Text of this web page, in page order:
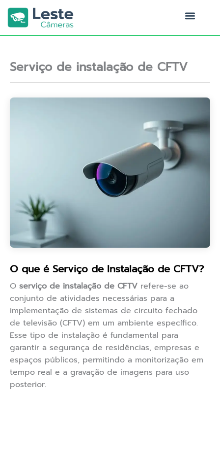
para
conteúdo
Serviço de instalação de CFTV
O que é Serviço de Instalação de CFTV?
O serviço de instalação de CFTV refere-se ao
conjunto de atividades necessárias para a
implementação de sistemas de circuito fechado
de televisão (CFTV) em um ambiente específico.
Esse tipo de instalação é fundamental para
garantir a segurança de residências, empresas e
espaços públicos, permitindo a monitorização em
tempo real e a gravação de imagens para uso
posterior.